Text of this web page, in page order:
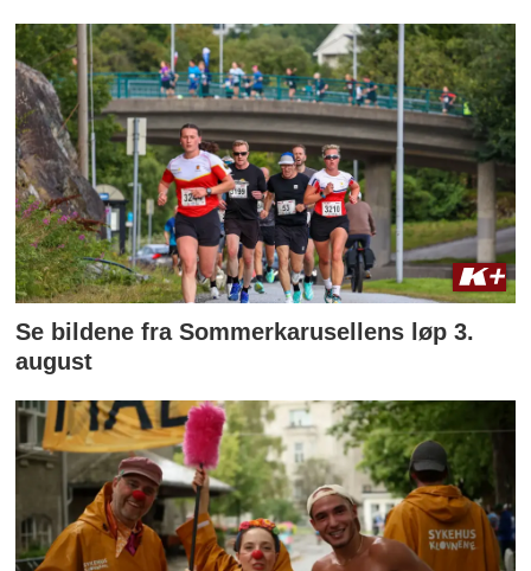
Se bildene fra Sommerkarusellens løp 3.
august